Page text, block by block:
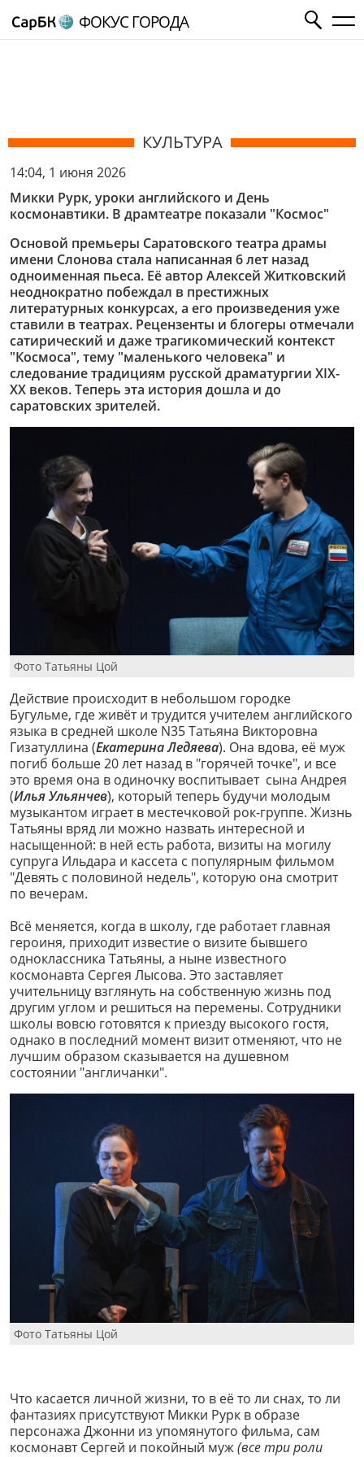
ФОКУС ГОРОДА
КУЛЬТУРА
14:04, 1 июня 2026
Микки Рурк, уроки английского и День
космонавтики. В драмтеатре показали "Космос"
Основой премьеры Саратовского театра драмы
имени Слонова стала написанная 6 лет назад
одноименная пьеса. Её авторАлексей Житковский
неоднократно побеждал в престижных
литературных конкурсах, а его произведения уже
ставили в театрах. Рецензенты и блогеры отмечали
сатирический и даже трагикомический контекст
"Космоса", тему "маленького человека" и
следование традициям русской драматургии XIX-
XX веков. Теперь эта история дошла и до
саратовских зрителей.
Фото Татьяны Цой
Действие происходит в небольшом городке
Бугульме, где живёт и трудится учителем английского
языка в средней школе N35 Татьяна Викторовна
Гизатуллина (Екатерина Ледяева). Она вдова, её муж
погиб больше 20 лет назад в "горячей точке", и все
это время она в одиночку воспитывает сына Андрея
(Илья Ульянчев), который теперь будучи молодым
музыкантом играет в местечковой рок-группе. Жизнь
Татьяны вряд ли можно назвать интересной и
насыщенной: в ней есть работа, визиты на могилу
супруга Ильдара и кассета с популярным фильмом
"Девять с половиной недель", которую она смотрит
по вечерам.
Всё меняется, когда в школу, где работает главная
героиня, приходит известие о визите бывшего
одноклассника Татьяны, а ныне известного
космонавта Сергея Лысова. Это заставляет
учительницу взглянуть на собственную жизнь под
другим углом и решиться на перемены. Сотрудники
школы вовсю готовятся к приезду высокого гостя,
однако в последний момент визит отменяют, что не
лучшим образом сказывается на душевном
состоянии "англичанки".
Фото Татьяны Цой
Что касается личной жизни, то в её то ли снах, то ли
фантазиях присутствуют Микки Рурк в образе
персонажа Джонни из упомянутого фильма, сам
космонавт Сергей и покойный муж(все три роли